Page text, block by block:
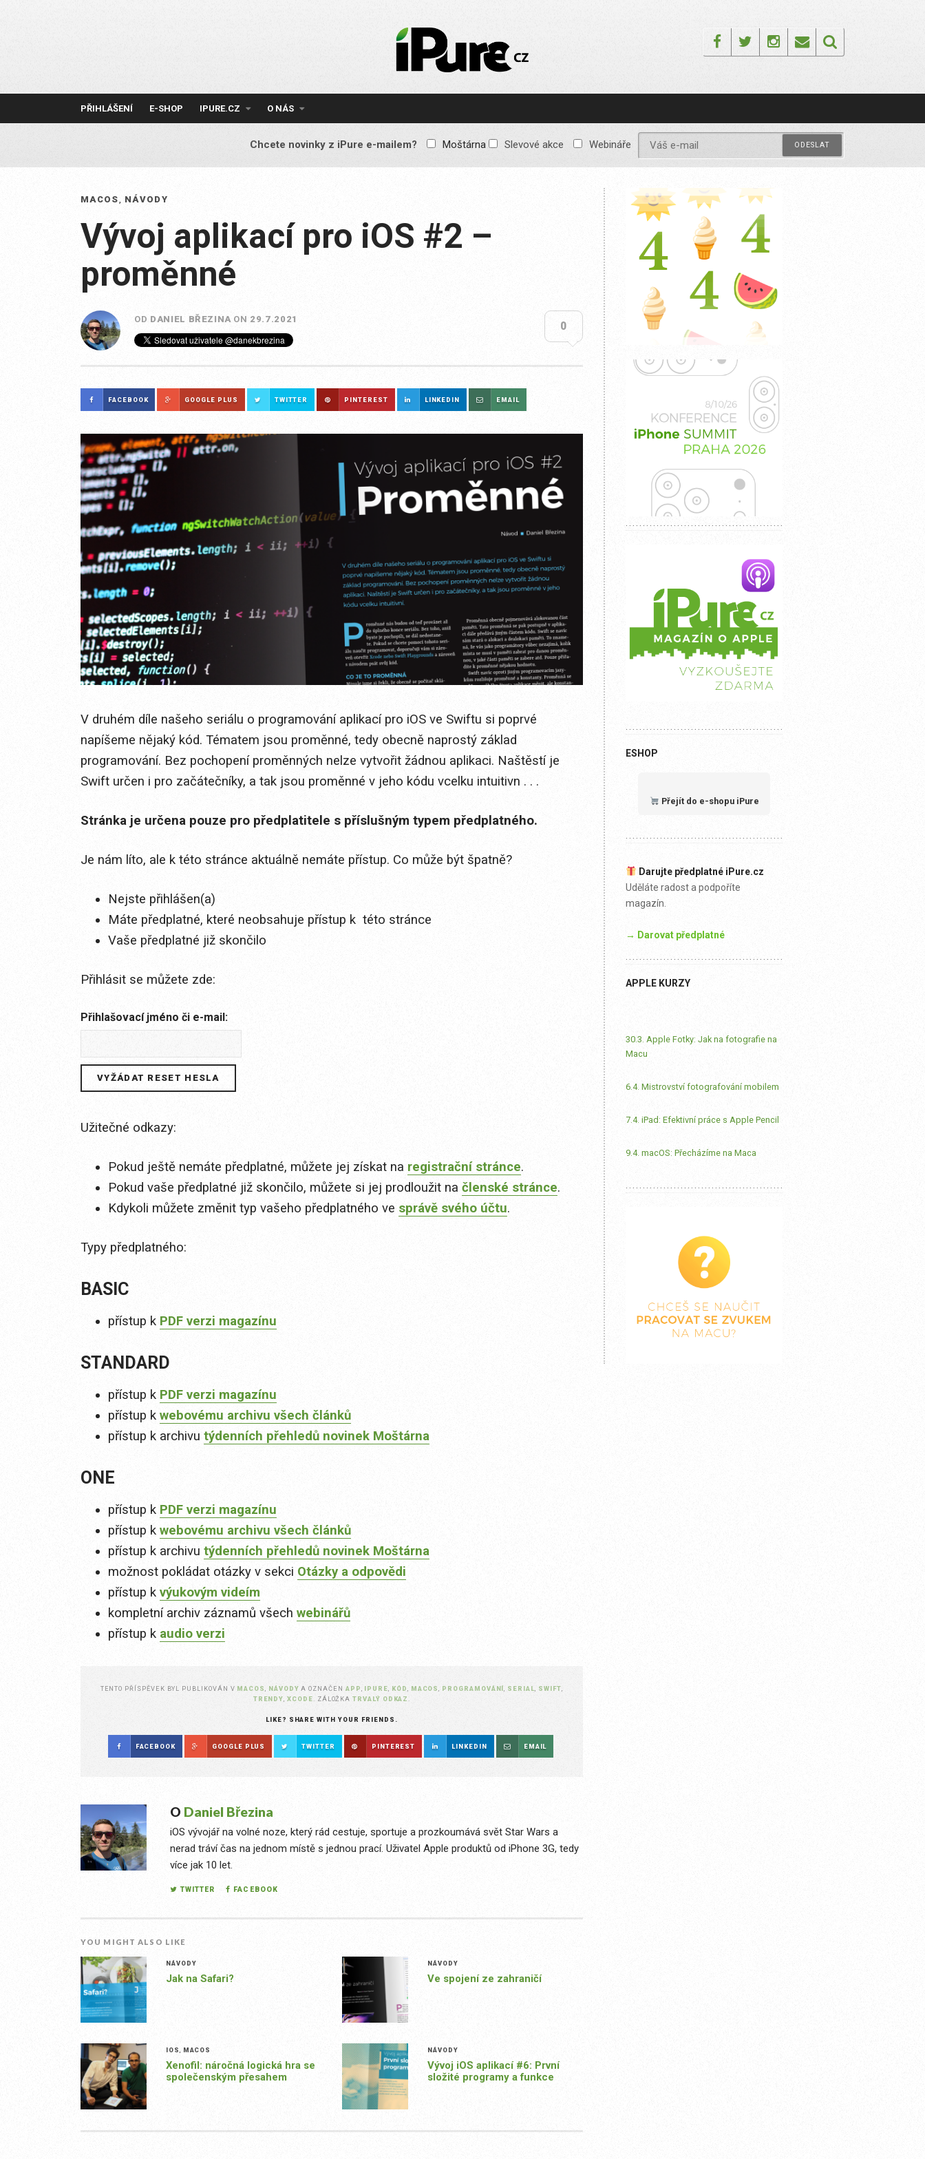
IPURE.CZ
Prémiový Apple e-
reklamy, žádné
obsah pro všechny
FacebookTwitterInstagram
Email
PŘIHLÁŠENÍ E-SHOP IPURE.CZ O NÁS
Chcete novinky z iPure e-mailem? Moštárna Slevové akce Webináře
MACOS, NÁVODY
Vývoj aplikací pro iOS #2 –
proměnné
OD DANIEL BŘEZINA ON 29.7.2021
0
FACEBOOK GOOGLE PLUS TWITTER PINTEREST LINKEDIN EMAIL
V druhém díle našeho seriálu o programování aplikací pro iOS ve Swiftu si poprvé
napíšeme nějaký kód. Tématem jsou proměnné, tedy obecně naprostý základ
programování. Bez pochopení proměnných nelze vytvořit žádnou aplikaci. Naštěstí je
Swift určen i pro začátečníky, a tak jsou proměnné v jeho kódu vcelku intuitivn . . .
Stránka je určena pouze pro předplatitele s příslušným typem předplatného.
Je nám líto, ale k této stránce aktuálně nemáte přístup. Co může být špatně?
Nejste přihlášen(a)
Máte předplatné, které neobsahuje přístup k této stránce
Vaše předplatné již skončilo
Přihlásit se můžete zde:
Přihlašovací jméno či e-mail:
Užitečné odkazy:
Pokud ještě nemáte předplatné, můžete jej získat na registrační stránce.
Pokud vaše předplatné již skončilo, můžete si jej prodloužit na členské stránce.
Kdykoli můžete změnit typ vašeho předplatného ve správě svého účtu.
Typy předplatného:
BASIC
přístup k PDF verzi magazínu
STANDARD
přístup k PDF verzi magazínu
přístup k webovému archivu všech článků
přístup k archivu týdenních přehledů novinek Moštárna
ONE
přístup k PDF verzi magazínu
přístup k webovému archivu všech článků
přístup k archivu týdenních přehledů novinek Moštárna
možnost pokládat otázky v sekci Otázky a odpovědi
přístup k výukovým videím
kompletní archiv záznamů všech webinářů
přístup k audio verzi
TENTO PŘÍSPĚVEK BYL PUBLIKOVÁN V MACOS NÁVODY A OZNAČEN APP IPURE KÓD MACOS PROGRAMOVÁNÍ SERIAL SWIFT
TRENDY ,XCODE . ZÁLOŽKATRVALÝ ODKAZ
LIKE? SHARE WITH YOUR FRIENDS.
FACEBOOK GOOGLE PLUS TWITTER PINTEREST LINKEDIN EMAIL
O Daniel Březina
iOS vývojář na volné noze, který rád cestuje, sportuje a prozkoumává svět Star Wars a
nerad tráví čas na jednom místě s jednou prací. Uživatel Apple produktů od iPhone 3G, tedy
více jak 10 let.
TWITTER FACEBOOK
YOU MIGHT ALSO LIKE
NÁVODY
Jak na Safari?
NÁVODY
Ve spojení ze zahraničí
IOS MACOS
Xenofil: náročná logická hra se
společenským přesahem
NÁVODY
Vývoj iOS aplikací #6: První
složité programy a funkce
ESHOP
Přejít do e-shopu iPure
Darujte předplatné iPure.cz
Uděláte radost a podpoříte
magazín.
→ Darovat předplatné
APPLE KURZY
30.3. Apple Fotky: Jak na fotografie na
Macu
6.4. Mistrovství fotografování mobilem
7.4. iPad: Efektivní práce s Apple Pencil
9.4. macOS: Přecházíme na Maca